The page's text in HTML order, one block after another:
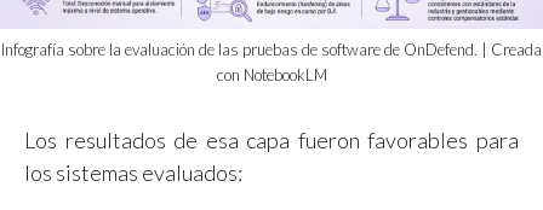
Infografía sobre la evaluación de las pruebas de software de OnDefend. | Creada
con NotebookLM
Los resultados de esa capa fueron favorables para
los sistemas evaluados: